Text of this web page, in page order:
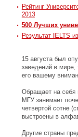
Рейтинг
2013
500 Лучших
Результат IELTS
15 августа был
заведений в мире,
его вашему
Обращает на себя
МГУ занимает
четвертой сотне
выстроены в
Другие страны